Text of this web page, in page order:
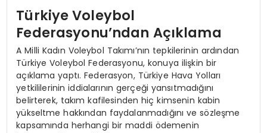
Türkiye Voleybol
Federasyonu’ndan Açıklama
A Milli Kadın Voleybol Takımı’nın tepkilerinin ardından
Türkiye Voleybol Federasyonu, konuya ilişkin bir
açıklama yaptı. Federasyon, Türkiye Hava Yolları
yetkililerinin iddialarının gerçeği yansıtmadığını
belirterek, takım kafilesinden hiç kimsenin kabin
yükseltme hakkından faydalanmadığını ve sözleşme
kapsamında herhangi bir maddi ödemenin